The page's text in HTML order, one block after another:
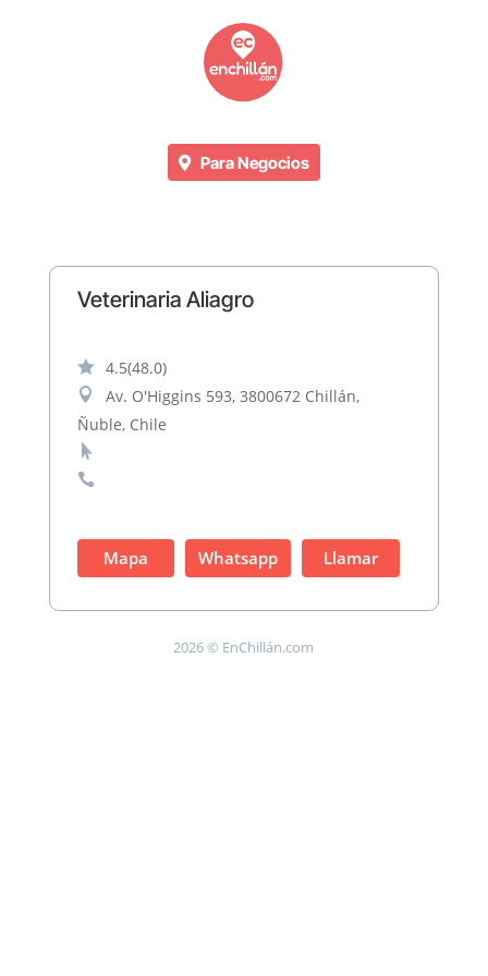
Para Negocios
Veterinaria Aliagro
 4.5(48.0)

Av. O'Higgins 593, 3800672 Chillán,
Ñuble, Chile


Mapa Whatsapp Llamar
2026 © EnChillán.com